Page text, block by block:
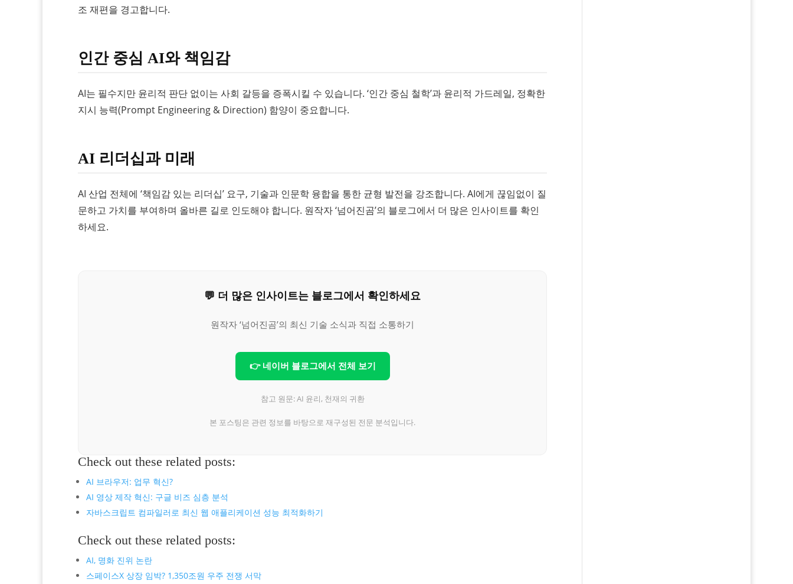
조 재편을 경고합니다.
인간 중심 AI와 책임감
AI는 필수지만 윤리적 판단 없이는 사회 갈등을 증폭시킬 수 있습니다. ‘인간 중심 철학’과 윤리적 가드레일, 정확한
지시 능력(Prompt Engineering & Direction) 함양이 중요합니다.
AI 리더십과 미래
AI 산업 전체에 ‘책임감 있는 리더십’ 요구, 기술과 인문학 융합을 통한 균형 발전을 강조합니다. AI에게 끊임없이 질
문하고 가치를 부여하며 올바른 길로 인도해야 합니다. 원작자 ‘넘어진곰’의 블로그에서 더 많은 인사이트를 확인
하세요.
💬 더 많은 인사이트는 블로그에서 확인하세요
원작자 ‘넘어진곰’의 최신 기술 소식과 직접 소통하기
👉 네이버 블로그에서 전체 보기
참고 원문: AI 윤리, 천재의 귀환
본 포스팅은 관련 정보를 바탕으로 재구성된 전문 분석입니다.
Check out these related posts:
AI 브라우저: 업무 혁신?
AI 영상 제작 혁신: 구글 비즈 심층 분석
자바스크립트 컴파일러로 최신 웹 애플리케이션 성능 최적화하기
Check out these related posts:
AI, 명화 진위 논란
스페이스X 상장 임박? 1,350조원 우주 전쟁 서막